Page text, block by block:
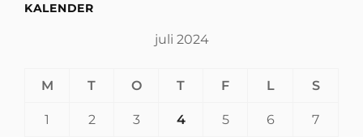
KALENDER
juli 2024
M T O T F L S
1 2 3 4 5 6 7